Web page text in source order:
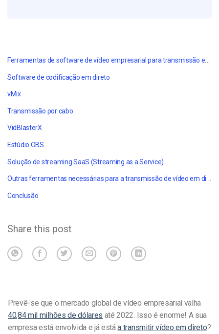
Ferramentas de software de vídeo empresarial para transmissão em direto
Software de codificação em direto
vMix
Transmissão por cabo
VidBlasterX
Estúdio OBS
Solução de streaming SaaS (Streaming as a Service)
Outras ferramentas necessárias para a transmissão de vídeo em direto
Conclusão
Share this post
Prevê-se que o mercado global de vídeo empresarial valha
40,84 mil milhões de dólares até 2022. Isso é enorme! A sua
empresa está envolvida e já estáa transmitir vídeo em direto?